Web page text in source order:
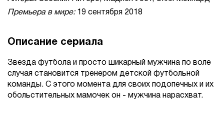
Премьера в мире:19 сентября 2018
Описание сериала
Звезда футбола и просто шикарный мужчина по воле
случая становится тренером детской футбольной
команды. С этого момента для своих подопечных и их
обольстительных мамочек он - мужчина нарасхват.